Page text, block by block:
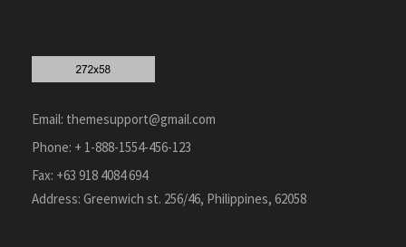
Email: themesupport@gmail.com
Phone: + 1-888-1554-456-123
Fax: +63 918 4084 694
Address: Greenwich st. 256/46, Philippines, 62058